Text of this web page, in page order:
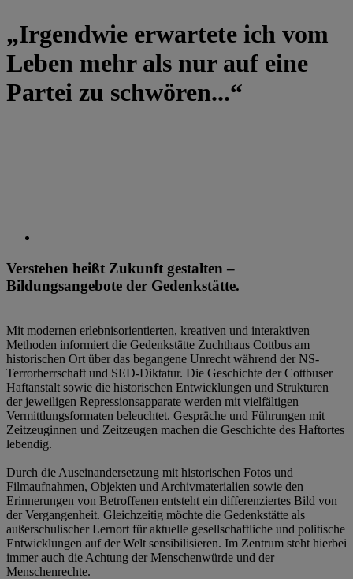
„Irgendwie erwartete ich vom
Leben mehr als nur auf eine
Partei zu schwören...“
Verstehen heißt Zukunft gestalten –
Bildungsangebote der Gedenkstätte.
Mit modernen erlebnisorientierten, kreativen und interaktiven
Methoden informiert die Gedenkstätte Zuchthaus Cottbus am
historischen Ort über das begangene Unrecht während der NS-
Terrorherrschaft und SED-Diktatur. Die Geschichte der Cottbuser
Haftanstalt sowie die historischen Entwicklungen und Strukturen
der jeweiligen Repressionsapparate werden mit vielfältigen
Vermittlungsformaten beleuchtet. Gespräche und Führungen mit
Zeitzeuginnen und Zeitzeugen machen die Geschichte des Haftortes
lebendig.
Durch die Auseinandersetzung mit historischen Fotos und
Filmaufnahmen, Objekten und Archivmaterialien sowie den
Erinnerungen von Betroffenen entsteht ein differenziertes Bild von
der Vergangenheit. Gleichzeitig möchte die Gedenkstätte als
außerschulischer Lernort für aktuelle gesellschaftliche und politische
Entwicklungen auf der Welt sensibilisieren. Im Zentrum steht hierbei
immer auch die Achtung der Menschenwürde und der
Menschenrechte.